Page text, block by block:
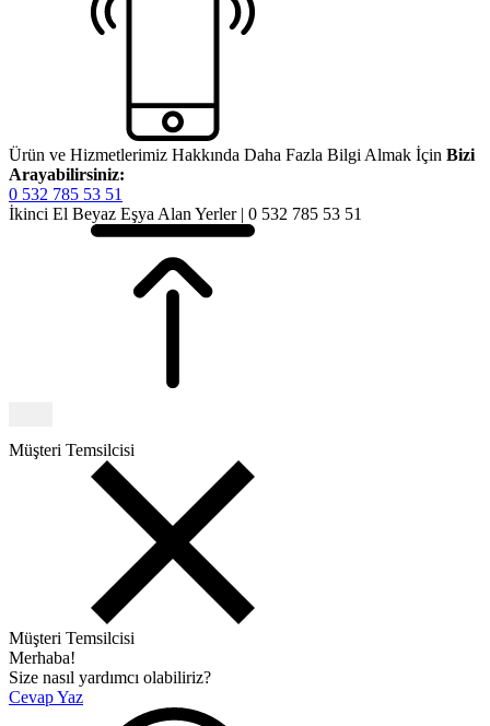
Ürün ve Hizmetlerimiz Hakkında Daha Fazla Bilgi Almak İçin Bizi
Arayabilirsiniz:
0 532 785 53 51
İkinci El Beyaz Eşya Alan Yerler | 0 532 785 53 51
Müşteri Temsilcisi
Müşteri Temsilcisi
Merhaba!
Size nasıl yardımcı olabiliriz?
Cevap Yaz